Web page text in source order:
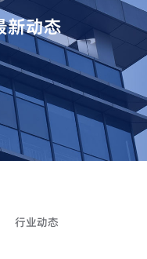
新动态
行业动态